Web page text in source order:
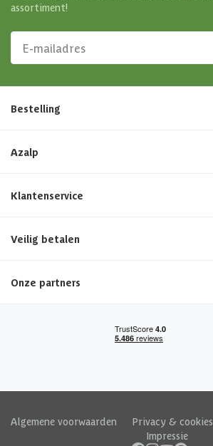
assortiment!
Bestelling
Azalp
Klantenservice
Veilig betalen
Onze partners
Algemene voorwaarden Privacy & cookies
Impressie